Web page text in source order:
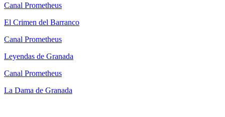
Canal Prometheus
El Crimen del Barranco
Canal Prometheus
Leyendas de Granada
Canal Prometheus
La Dama de Granada